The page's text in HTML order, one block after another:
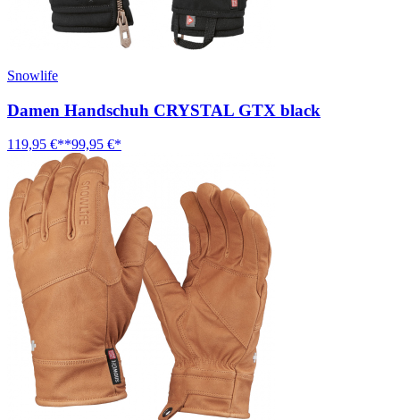
Snowlife
Damen Handschuh CRYSTAL GTX black
119,95 €**99,95 €*